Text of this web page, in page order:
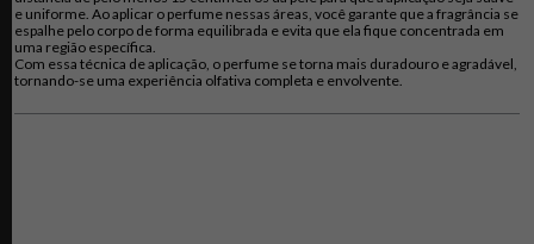
destacam pela sua personalidade forte e independente.
e uniforme. Ao aplicar o perfume nessas áreas, você garante que a fragrância se
espalhe pelo corpo de forma equilibrada e evita que ela fique concentrada em
uma região específica.
Com essa técnica de aplicação, o perfume se torna mais duradouro e agradável,
tornando-se uma experiência olfativa completa e envolvente.